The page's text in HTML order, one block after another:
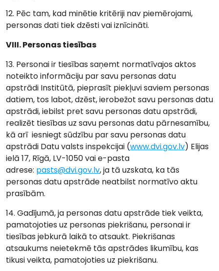
12. Pēc tam, kad minētie kritēriji nav piemērojami,
personas dati tiek dzēsti vai iznīcināti.
VIII. Personas tiesības
13. Personai ir tiesības saņemt normatīvajos aktos
noteikto informāciju par savu personas datu
apstrādi Institūtā, pieprasīt piekļuvi saviem personas
datiem, tos labot, dzēst, ierobežot savu personas datu
apstrādi, iebilst pret savu personas datu apstrādi,
realizēt tiesības uz savu personas datu pārnesamību,
kā arī iesniegt sūdzību par savu personas datu
apstrādi Datu valsts inspekcijai (www.dvi.gov.lv) Elijas
ielā 17, Rīgā, LV-1050 vai e-pasta
adrese: pasts@dvi.gov.lv, ja tā uzskata, ka tās
personas datu apstrāde neatbilst normatīvo aktu
prasībām.
14. Gadījumā, ja personas datu apstrāde tiek veikta,
pamatojoties uz personas piekrišanu, personai ir
tiesības jebkurā laikā to atsaukt. Piekrišanas
atsaukums neietekmē tās apstrādes likumību, kas
tikusi veikta, pamatojoties uz piekrišanu.